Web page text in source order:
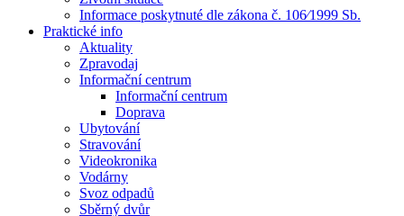
Informace poskytnuté dle zákona č. 106⁄1999 Sb.
Praktické info
Aktuality
Zpravodaj
Informační centrum
Informační centrum
Doprava
Ubytování
Stravování
Videokronika
Vodárny
Svoz odpadů
Sběrný dvůr